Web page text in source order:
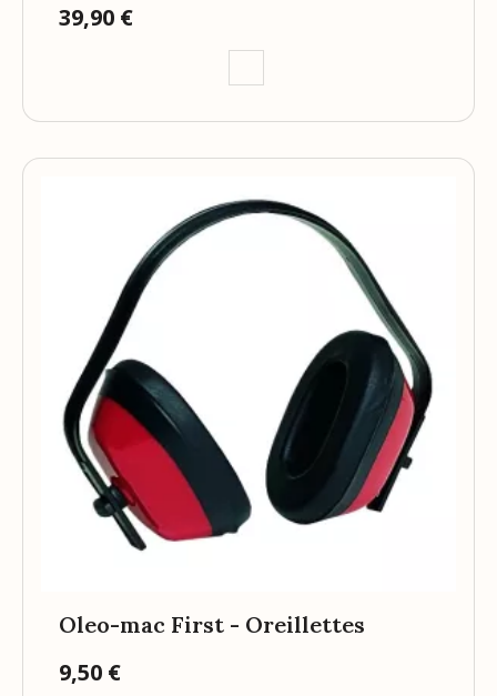
Prix
39,90 €
Oleo-mac First - Oreillettes
Prix
9,50 €